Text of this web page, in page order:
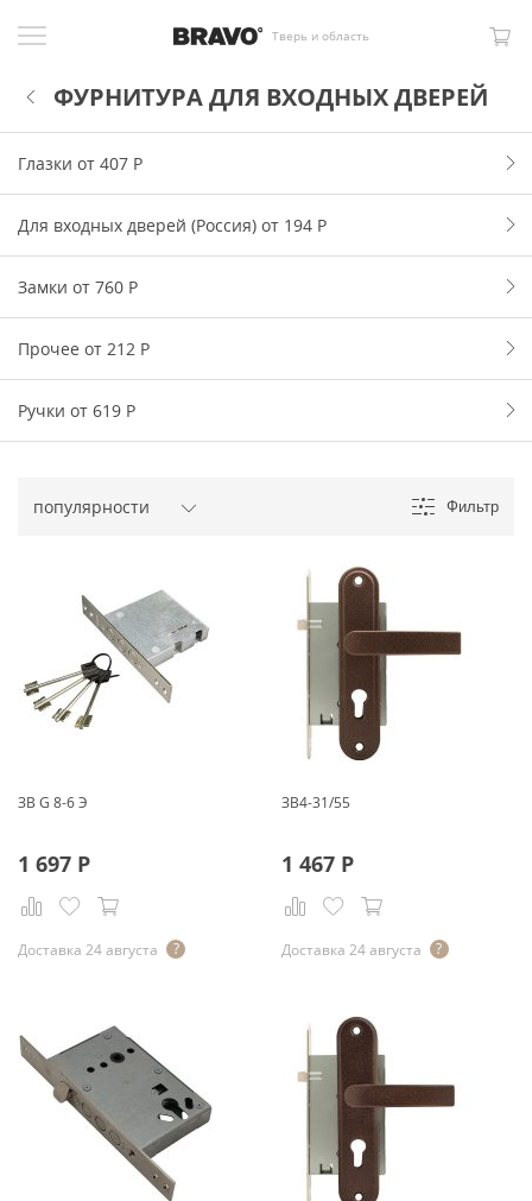
Тверь и область
ФУРНИТУРА ДЛЯ ВХОДНЫХ ДВЕРЕЙ
Глазки от 407 Р
Для входных дверей (Россия) от 194 Р
Замки от 760 Р
Прочее от 212 Р
Ручки от 619 Р
Фильтр
ЗВ G 8-6 Э
1 697 Р
Доставка 24 августа
ЗВ4-31/55
1 467Р
Доставка 24 августа